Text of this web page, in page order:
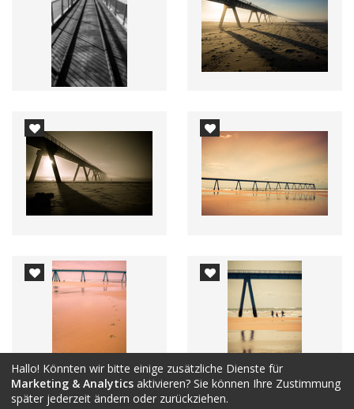
Hallo! Könnten wir bitte einige zusätzliche Dienste für
Marketing & Analytics aktivieren? Sie können Ihre Zustimmung
später jederzeit ändern oder zurückziehen.